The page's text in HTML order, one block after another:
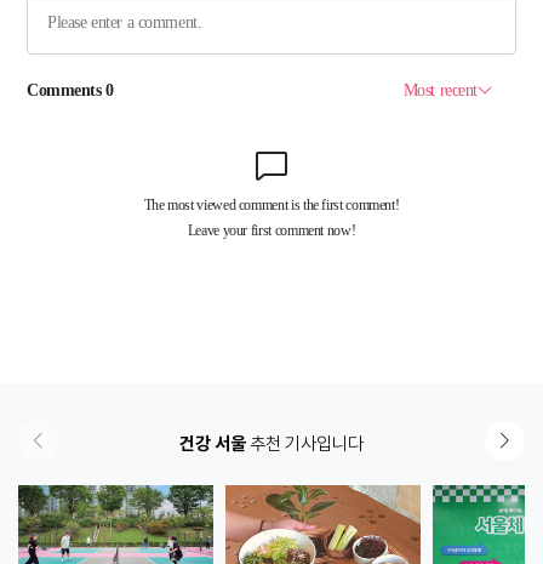
건강 서울 추천 기사입니다